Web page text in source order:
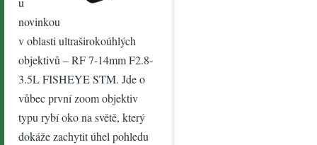
novinkou
v oblasti ultraširokoúhlých
objektivů – RF 7-14mm F2.8-
3.5L FISHEYE STM. Jde o
vůbec první zoom objektiv
typu rybí oko na světě, který
dokáže zachytit úhel pohledu
ské
jméno
Heslo